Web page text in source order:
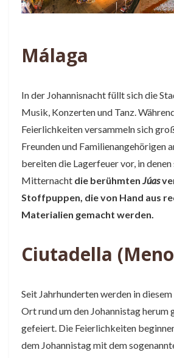
Málaga
In der Johannisnacht füllt sich die
Musik, Konzerten und Tanz.
Feierlichkeiten versammeln sich
Freunden und Familienangehörigen
bereiten die Lagerfeuer vor, in denen
Mitternacht die berühmten Júas
Stoffpuppen, die von Hand aus
Materialien gemacht werden.
Ciutadella
Seit Jahrhunderten werden in
Ort rund um den Johannistag herum
gefeiert. Die Feierlichkeiten
dem Johannistag mit dem